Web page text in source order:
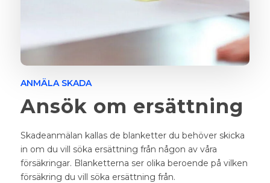
ANMÄLA SKADA
Ansök om ersättning
Skadeanmälan kallas de blanketter du behöver skicka
in om du vill söka ersättning från någon av våra
försäkringar. Blanketterna ser olika beroende på vilken
försäkring du vill söka ersättning från.